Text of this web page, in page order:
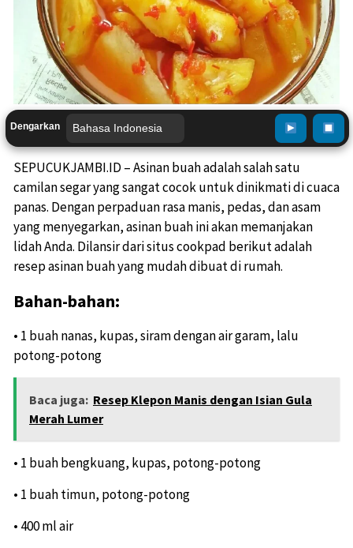
Dengarkan
SEPUCUKJAMBI.ID – Asinan buah adalah salah satu
camilan segar yang sangat cocok untuk dinikmati di cuaca
panas. Dengan perpaduan rasa manis, pedas, dan asam
yang menyegarkan, asinan buah ini akan memanjakan
lidah Anda. Dilansir dari situs cookpad berikut adalah
resep asinan buah yang mudah dibuat di rumah.
Bahan-bahan:
• 1 buah nanas, kupas, siram dengan air garam, lalu
potong-potong
Baca juga: Resep Klepon Manis dengan Isian Gula
Merah Lumer
• 1 buah bengkuang, kupas, potong-potong
• 1 buah timun, potong-potong
• 400 ml air